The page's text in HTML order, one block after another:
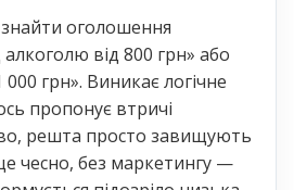
знайти оголошення
від 800 грн» або
грн». Виникає логічне
пропонує втричі
решта просто завищують
чесно, без маркетингу —